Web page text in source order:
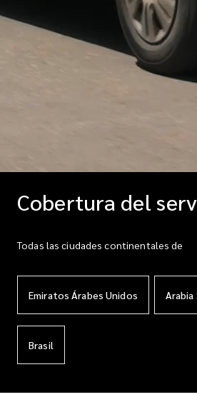
Cobertura del
Todas las ciudades continentales de
Emiratos Árabes Unidos Arabia
Brasil